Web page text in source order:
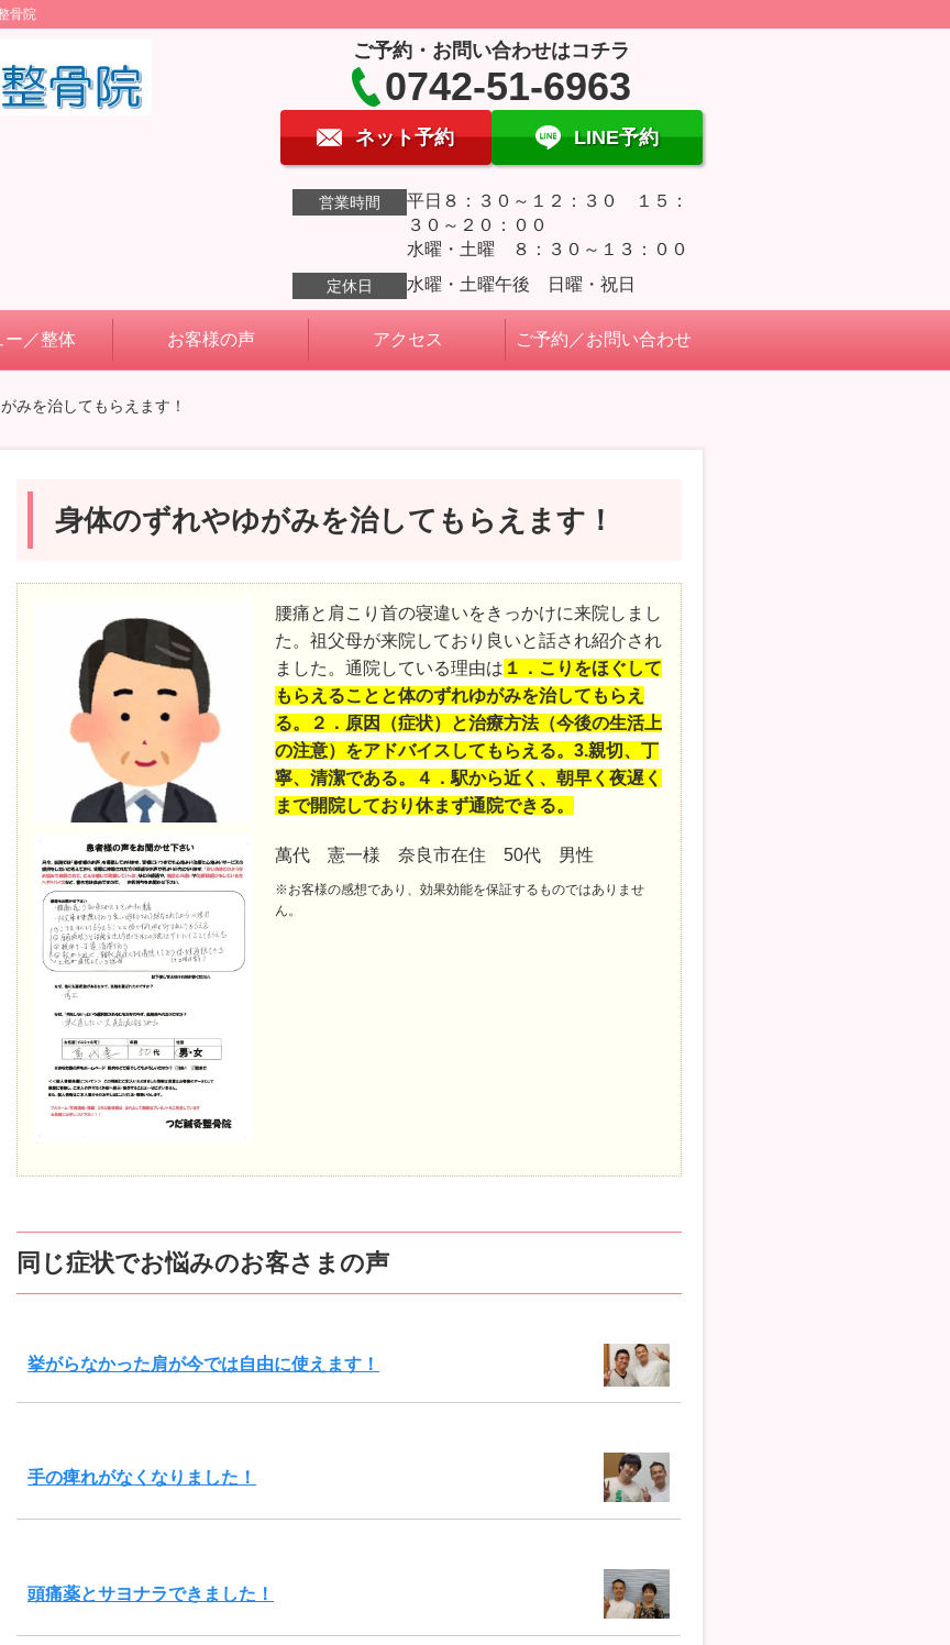
骨院
ご予約・お問い合わせはコチラ
0742-51-6963
ネット予約 LINE予約
営業時間
平日８：３０～１２：３０ １５：
３０～２０：００
水曜・土曜 ８：３０～１３：００
定休日 水曜・土曜午後 日曜・祝日
ー／整体 お客様の声 アクセス ご予約／お問い合わせ
みを治してもらえます！
身体のずれやゆがみを治してもらえます！
腰痛と肩こり首の寝違いをきっかけに来院しまし
た。祖父母が来院しており良いと話され紹介され
ました。通院している理由は １．こりをほぐして
もらえることと体のずれゆがみを治してもらえ
る。２．原因（症状）と治療方法（今後の生活上
の注意）をアドバイスしてもらえる。3.親切、丁
寧、清潔である。４．駅から近く、朝早く夜遅く
まで開院しており休まず通院できる。
萬代 憲一様 奈良市在住 50代 男性
※お客様の感想であり、効果効能を保証するものではありませ
ん。
同じ症状でお悩みのお客さまの声
挙がらなかった肩が今では自由に使えます！
手の痺れがなくなりました！
頭痛薬とサヨナラできました！